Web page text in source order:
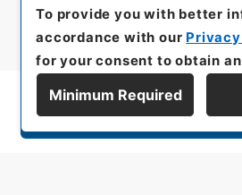
Display Series
To provide you with better
accordance with our
for your consent to obtain
Minimum Required